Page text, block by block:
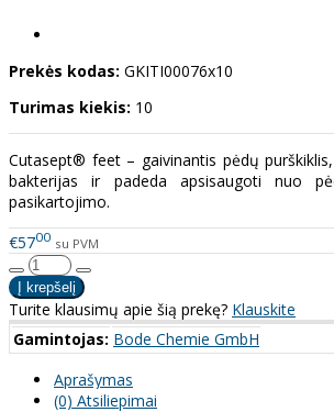
Prekės kodas: GKITI00076x10
Turimas kiekis: 10
Cutasept® feet – gaivinantis pėdų
bakterijas ir padeda apsisaugoti nuo
pasikartojimo.
€5700 su PVM
Turite klausimų apie šią prekę? Klauskite
Gamintojas: Bode Chemie GmbH
Aprašymas
(0) Atsiliepimai